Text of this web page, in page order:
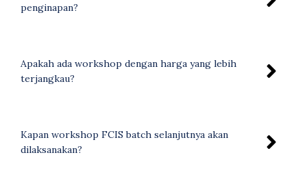
penginapan?
Apakah ada workshop dengan harga yang lebih
terjangkau?
Kapan workshop FCIS batch selanjutnya akan
dilaksanakan?